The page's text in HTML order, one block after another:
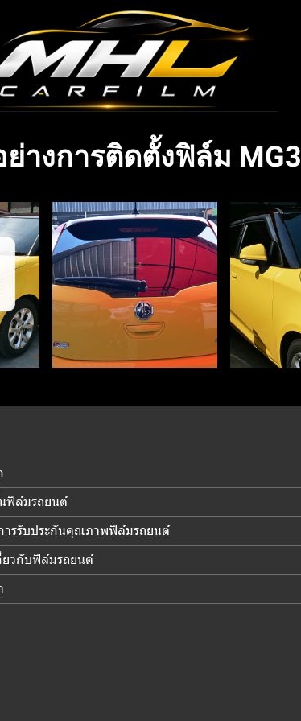
ย่างการติดตั้งฟิล์ม MG3
ฟิล์มรถยนต์
ารรับประกันคุณภาพฟิล์มรถยนต์
ยวกับฟิล์มรถยนต์